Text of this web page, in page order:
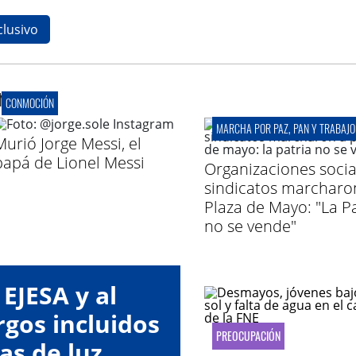
CONMOCIÓN
Jorge Messi, el
de Lionel Messi
MARCHA POR PAZ, PAN Y TRABAJO
Organizaciones
sindicatos
Plaza de Mayo: "La
no se vende"
y al
incluidos
PREOCUPACIÓN